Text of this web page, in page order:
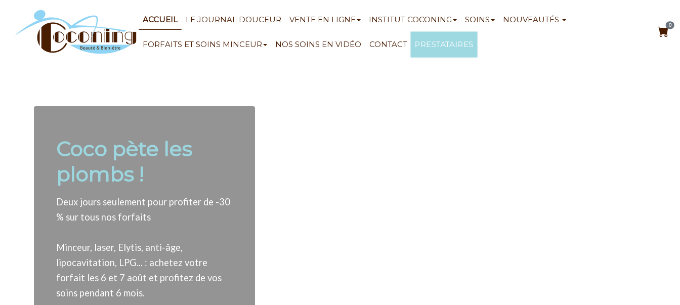
Coco pète les
plombs !
Deux jours seulement pour profiter de -30
% sur tous nos forfaits
Minceur, laser, Elytis, anti-âge,
lipocavitation, LPG... : achetez votre
forfait les 6 et 7 août et profitez de vos
soins pendant 6 mois.
ACCUEIL LE JOURNAL DOUCEUR VENTE EN LIGNE INSTITUT COCONING SOINS NOUVEAUTÉS
FORFAITS ET SOINS MINCEUR NOS SOINS EN VIDÉO CONTACT PRESTATAIRES
0